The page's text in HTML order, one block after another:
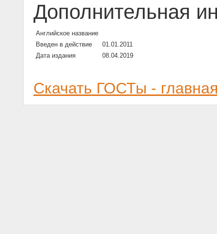
Дополнительная
Английское название
Введен в действие
01.01.2011
Дата издания
08.04.2019
Скачать ГОСТы -